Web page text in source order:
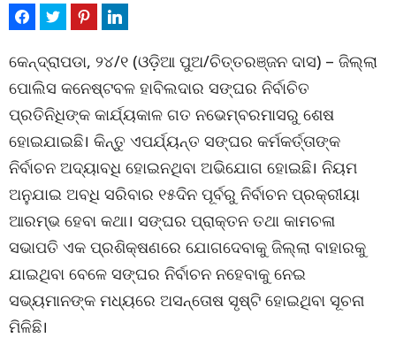
କେନ୍ଦ୍ରାପଡା, ୨୪/୧ (ଓଡ଼ିଆ ପୁଅ/ଚିତ୍ତରଞ୍ଜନ ଦାସ) – ଜିଲ୍ଲା
ପୋଲିସ କନେଷ୍ଟବଳ ହାବିଲଦାର ସଙ୍ଘର ନିର୍ବାଚିତ
ପ୍ରତିନିଧିଙ୍କ କାର୍ଯ୍ୟକାଳ ଗତ ନଭେମ୍ବରମାସରୁ ଶେଷ
ହୋଇଯାଇଛି। କିନ୍ତୁ ଏପର୍ଯ୍ୟନ୍ତ ସଙ୍ଘର କର୍ମକର୍ତ୍ତାଙ୍କ
ନିର୍ବାଚନ ଅଦ୍ୟାବଧି ହୋଇନଥିବା ଅଭିଯୋଗ ହୋଇଛି। ନିୟମ
ଅନୁଯାଇ ଅବଧି ସରିବାର ୧୫ଦିନ ପୂର୍ବରୁ ନିର୍ବାଚନ ପ୍ରକ୍ରୀୟା
ଆରମ୍ଭ ହେବା କଥା। ସଙ୍ଘର ପ୍ରାକ୍ତନ ତଥା କାମଚଳା
ସଭାପତି ଏକ ପ୍ରଶିକ୍ଷଣରେ ଯୋଗଦେବାକୁ ଜିଲ୍ଲା ବାହାରକୁ
ଯାଇଥିବା ବେଳେ ସଙ୍ଘର ନିର୍ବାଚନ ନହେବାକୁ ନେଇ
ସଭ୍ୟମାନଙ୍କ ମଧ୍ୟରେ ଅସନ୍ତୋଷ ସୃଷ୍ଟି ହୋଇଥିବା ସୂଚନା
ମିଳିଛି।